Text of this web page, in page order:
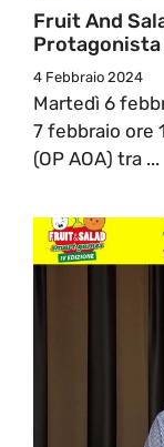
Fruit And
Protagonista
4 Febbraio 2024
Martedì 6
7 febbraio ore
(OP AOA) tra ...